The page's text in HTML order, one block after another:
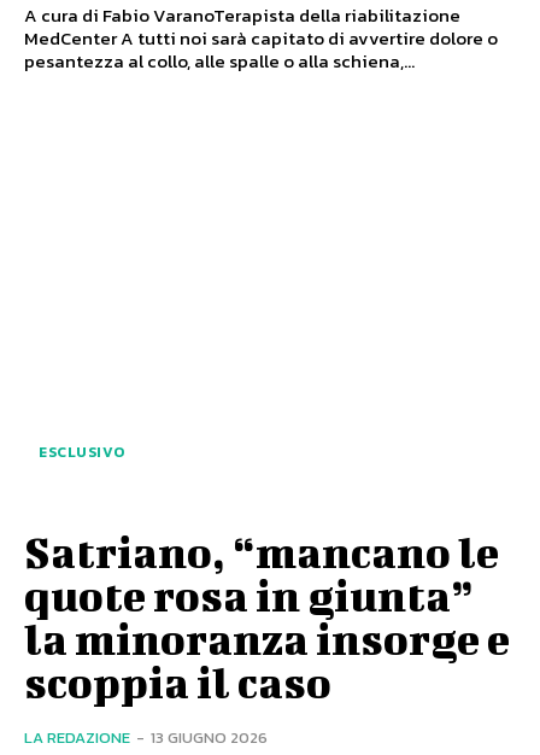
A cura di Fabio VaranoTerapista della riabilitazione
MedCenter A tutti noi sarà capitato di avvertire dolore o
pesantezza al collo, alle spalle o alla schiena,...
ESCLUSIVO
Satriano, “mancano le
quote rosa in giunta”
la minoranza insorge e
scoppia il caso
LA REDAZIONE - 13 GIUGNO 2026